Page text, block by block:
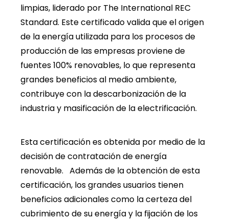
limpias, liderado por The International REC
Standard. Este certificado valida que el origen
de la energía utilizada para los procesos de
producción de las empresas proviene de
fuentes 100% renovables, lo que representa
grandes beneficios al medio ambiente,
contribuye con la descarbonización de la
industria y masificación de la electrificación.
Esta certificación es obtenida por medio de la
decisión de contratación de energía
renovable. Además de la obtención de esta
certificación, los grandes usuarios tienen
beneficios adicionales como la certeza del
cubrimiento de su energía y la fijación de los